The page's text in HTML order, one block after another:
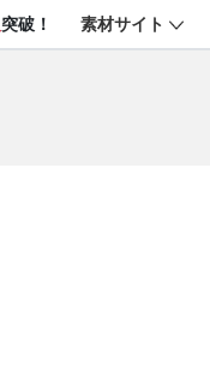
突破！ 素材サイト